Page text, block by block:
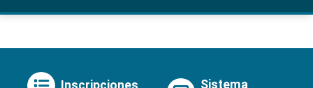
Sistema